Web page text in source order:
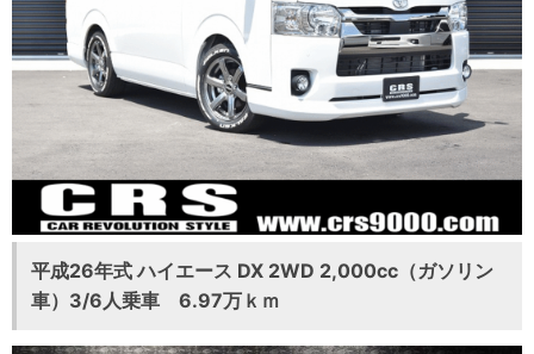
平成26年式 ハイエース DX 2WD 2,000cc（ガソリン
車）3/6人乗車 6.97万ｋｍ